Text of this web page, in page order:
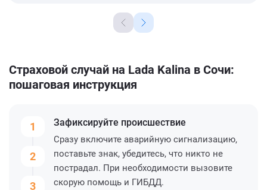
Страховой случай на Lada Kalina в Сочи:
пошаговая инструкция
1
2
3
Зафиксируйте происшествие
Сразу включите аварийную сигнализацию,
поставьте знак, убедитесь, что никто не
пострадал. При необходимости вызовите
скорую помощь и ГИБДД.